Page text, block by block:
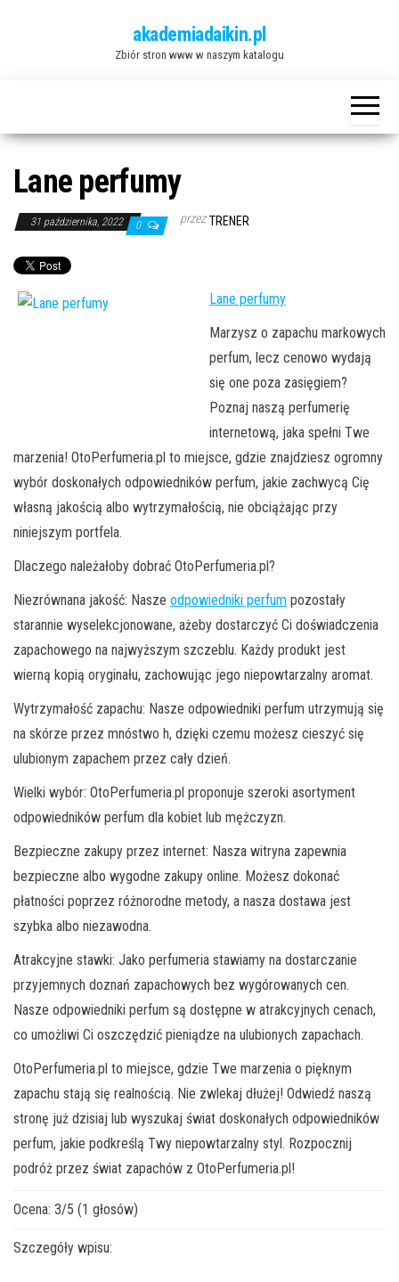
akademiadaikin.pl
Zbiór stron www w naszym katalogu
Lane perfumy
31 października, 2022 0 przez TRENER
Lane perfumy
Marzysz o zapachu markowych
perfum, lecz cenowo wydają
się one poza zasięgiem?
Poznaj naszą perfumerię
internetową, jaka spełni Twe
marzenia! OtoPerfumeria.pl to miejsce, gdzie znajdziesz ogromny
wybór doskonałych odpowiedników perfum, jakie zachwycą Cię
własną jakością albo wytrzymałością, nie obciążając przy
niniejszym portfela.
Dlaczego należałoby dobrać OtoPerfumeria.pl?
Niezrównana jakość: Nasze odpowiedniki perfum pozostały
starannie wyselekcjonowane, ażeby dostarczyć Ci doświadczenia
zapachowego na najwyższym szczeblu. Każdy produkt jest
wierną kopią oryginału, zachowując jego niepowtarzalny aromat.
Wytrzymałość zapachu: Nasze odpowiedniki perfum utrzymują się
na skórze przez mnóstwo h, dzięki czemu możesz cieszyć się
ulubionym zapachem przez cały dzień.
Wielki wybór: OtoPerfumeria.pl proponuje szeroki asortyment
odpowiedników perfum dla kobiet lub mężczyzn.
Bezpieczne zakupy przez internet: Nasza witryna zapewnia
bezpieczne albo wygodne zakupy online. Możesz dokonać
płatności poprzez różnorodne metody, a nasza dostawa jest
szybka albo niezawodna.
Atrakcyjne stawki: Jako perfumeria stawiamy na dostarczanie
przyjemnych doznań zapachowych bez wygórowanych cen.
Nasze odpowiedniki perfum są dostępne w atrakcyjnych cenach,
co umożliwi Ci oszczędzić pieniądze na ulubionych zapachach.
OtoPerfumeria.pl to miejsce, gdzie Twe marzenia o pięknym
zapachu stają się realnością. Nie zwlekaj dłużej! Odwiedź naszą
stronę już dzisiaj lub wyszukaj świat doskonałych odpowiedników
perfum, jakie podkreślą Twy niepowtarzalny styl. Rozpocznij
podróż przez świat zapachów z OtoPerfumeria.pl!
Ocena: 3/5 (1 głosów)
Szczegóły wpisu: